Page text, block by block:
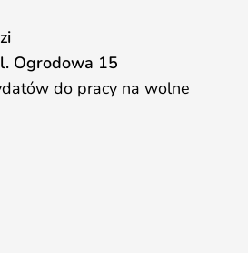
Ogrodowa 15
do pracy na wolne